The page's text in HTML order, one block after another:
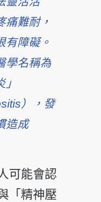
痛難耐，
有障礙。
學名稱為
），發
造成
可能會認
「精神壓